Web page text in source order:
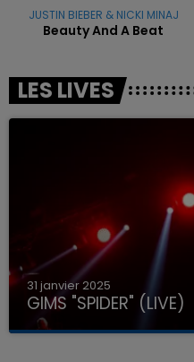
JUSTIN BIEBER & NICKI MINAJ
Beauty And A Beat
LES LIVES
31 janvier 2025
GIMS "SPIDER" (LIVE)